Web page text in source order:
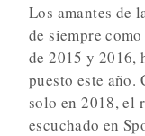
Los amantes de
de siempre
de 2015 y 2016,
puesto este año.
solo en 2018, el
escuchado en